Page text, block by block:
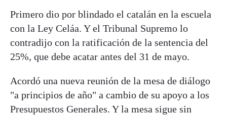
Primero dio por blindado el catalán en la escuela
con la Ley Celáa. Y el Tribunal Supremo lo
contradijo con la ratificación de la sentencia del
25%, que debe acatar antes del 31 de mayo.
Acordó una nueva reunión de la mesa de diálogo
"a principios de año" a cambio de su apoyo a los
Presupuestos Generales. Y la mesa sigue sin